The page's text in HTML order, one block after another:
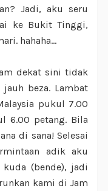
Jadi, aku seru
ke Bukit Tinggi,
hahaha...
dekat sini tidak
beza. Lambat
pukul 7.00
6.00 petang. Bila
di sana! Selesai
adik aku
(bende), jadi
kami di Jam